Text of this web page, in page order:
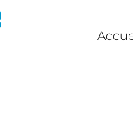
Laboratoire